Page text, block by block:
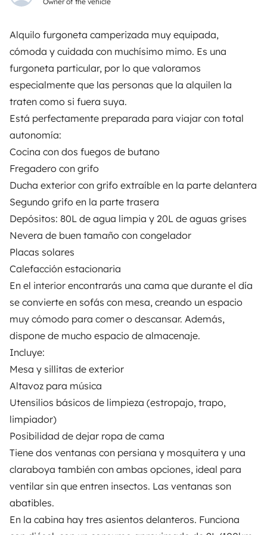
Alquilo furgoneta camperizada muy equipada,
cómoda y cuidada con muchísimo mimo. Es una
furgoneta particular, por lo que valoramos
especialmente que las personas que la alquilen la
traten como si fuera suya.
Está perfectamente preparada para viajar con total
autonomía:
Cocina con dos fuegos de butano
Fregadero con grifo
Ducha exterior con grifo extraíble en la parte delantera
Segundo grifo en la parte trasera
Depósitos: 80L de agua limpia y 20L de aguas grises
Nevera de buen tamaño con congelador
Placas solares
Calefacción estacionaria
En el interior encontrarás una cama que durante el día
se convierte en sofás con mesa, creando un espacio
muy cómodo para comer o descansar. Además,
dispone de mucho espacio de almacenaje.
Incluye:
Mesa y sillitas de exterior
Altavoz para música
Utensilios básicos de limpieza (estropajo, trapo,
limpiador)
Posibilidad de dejar ropa de cama
Tiene dos ventanas con persiana y mosquitera y una
claraboya también con ambas opciones, ideal para
ventilar sin que entren insectos. Las ventanas son
abatibles.
En la cabina hay tres asientos delanteros. Funciona
TRAVELLERS
How it works
Hire a motorhome
Driving a motorhome for the first time
Reviews from our users
Help Centre for travellers
OWNERS
Create a listing
Rental Agreement
Insurance for hiring out
Breakdown assistance
Help Centre for owners
Secure third-party payment system
Pay in instalments
Download in
App Store
Download in